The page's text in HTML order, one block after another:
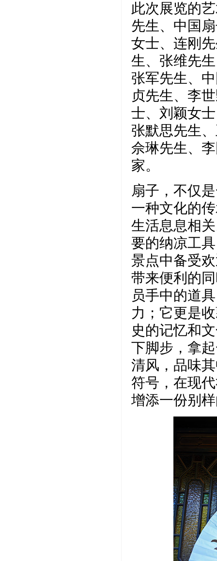
此次展览的
先生、中国
女士、连刚
生、张维先
张军先生、
贞先生、李
士、刘颖女
张默思先生
佘琳先生、
家。
扇子，不仅
一种文化的
生活息息相
要的纳凉工
景点中备受
带来便利的
员手中的道
力；它更是
史的记忆和
下脚步，拿
清风，品味
符号，在现
增添一份别